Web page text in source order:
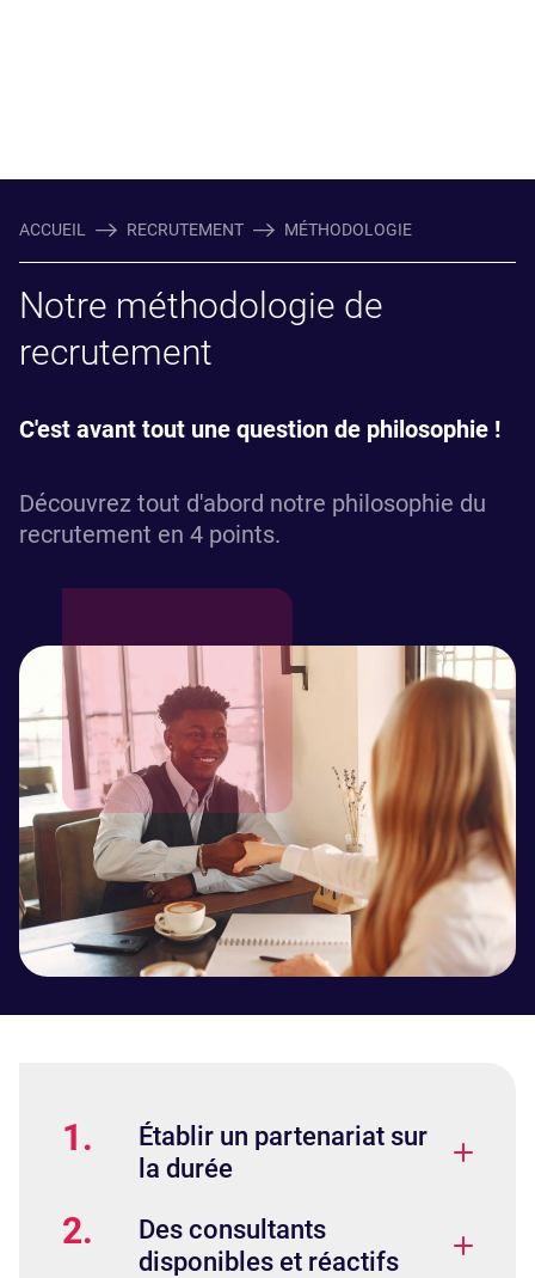
ACCUEIL RECRUTEMENT MÉTHODOLOGIE
Notre méthodologie de
recrutement
C'est avant tout une question de philosophie !
Découvrez tout d'abord notre philosophie du
recrutement en 4 points.
1.
Établir un partenariat sur
la durée
2.
Des consultants
disponibles et réactifs